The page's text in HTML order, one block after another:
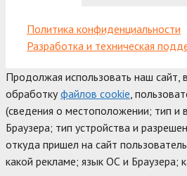
Политика конфиденциальности
Разработка и техническая
Продолжая использовать наш сайт,
обработкуфайлов cookie ,
(сведения о местоположении; тип и
Браузера; тип устройства и
откуда пришел на сайт
какой рекламе; язык ОС и Браузера;